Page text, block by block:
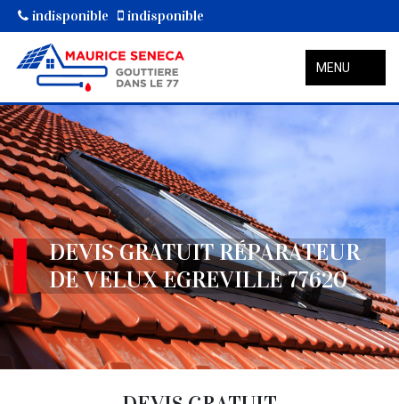
indisponible indisponible
MENU
DEVIS GRATUIT RÉPARATEUR
DE VELUX EGREVILLE 77620